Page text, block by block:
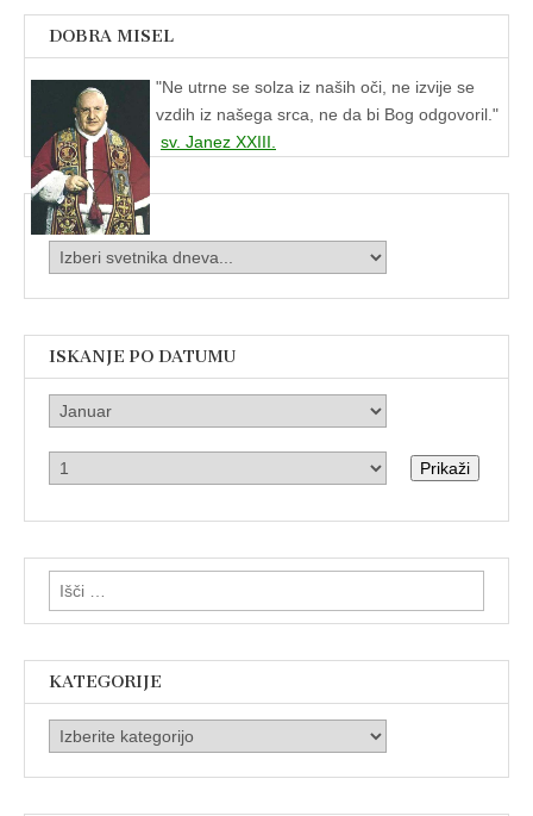
DOBRA MISEL
"Ne utrne se solza iz naših oči, ne izvije se
vzdih iz našega srca, ne da bi Bog odgovoril."
sv. Janez XXIII.
ISKANJE PO DATUMU
Prikaži
Išči:
KATEGORIJE
Kategorije